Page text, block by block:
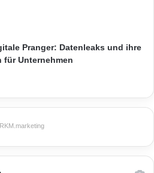
Pranger: Datenleaks und ihre
für Unternehmen